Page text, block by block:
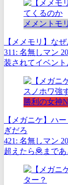
メメントモ
【メメモリ】な
311: 名無しマン
装されてイベン
勝利の女神
【メガニケ】ハ
ぎだろ
421: 名無しマン
超えたら🦧まで